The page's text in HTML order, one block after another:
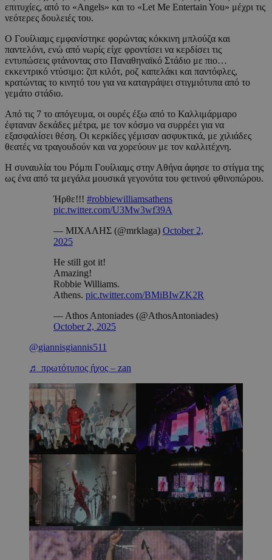
επιτυχίες, από το «Angels» και το «Let Me Entertain You» μέχρι τις
νεότερες δουλειές του.
Ο Γουίλιαμς εμφανίστηκε φορώντας κόκκινη μπλούζα και
παντελόνι, ενώ από νωρίς είχε φροντίσει να κερδίσει τις
εντυπώσεις φτάνοντας στο Παναθηναϊκό Στάδιο με πιο…
εκκεντρικό ντύσιμο: ζιπ κιλότ, ροζ καπελάκι και παντόφλες,
κρατώντας το κινητό του για να καταγράψει στιγμιότυπα από το
γεμάτο στάδιο.
Από τις 7 το απόγευμα, οι ουρές έξω από το Καλλιμάρμαρο
έφταναν δεκάδες μέτρα, με τον κόσμο να συρρέει για να
εξασφαλίσει θέση. Οι κερκίδες γέμισαν ασφυκτικά, με χιλιάδες
θεατές να τραγουδούν και να χορεύουν με τον καλλιτέχνη.
Η συναυλία του Ρόμπι Γουίλιαμς στην Αθήνα άφησε το στίγμα της
ως ένα από τα μεγάλα μουσικά γεγονότα του φετινού φθινοπώρου.
Ήρθε!!! #robbiewilliamsathens
pic.twitter.com/U3Mw3wf39A
— ΜΙΧΑΛΗΣ (@mrklaga) October 2,
2025
He still got it!
Amazing!
Robbie Williams.
Athens. pic.twitter.com/BMiBIwZK2R
— Athos Antoniades (@AthosAntoniades)
October 2, 2025
@giannisgiannis511
♬ πρωτότυπος ήχος – zan